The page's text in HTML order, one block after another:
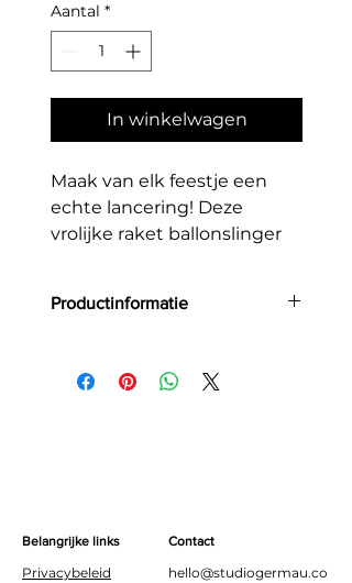
Aantal *
In winkelwagen
Maak van elk feestje een
echte lancering! Deze
vrolijke raket ballonslinger
een themafeest. Eenvoudig
Productinformatie
Deze set bevat: 39 ballonnen, 1
slinger, 3 modeleerballonnen, 1
monteren.
Belangrijke links
Privacybeleid
Contact
hello@studiogermau.co